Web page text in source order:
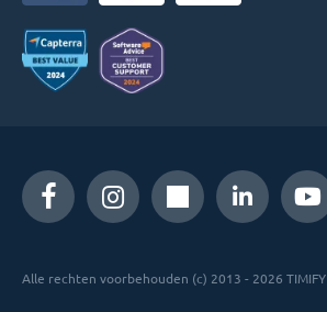
Alle rechten voorbehouden (c) 2013 - 2026 TIMIFY